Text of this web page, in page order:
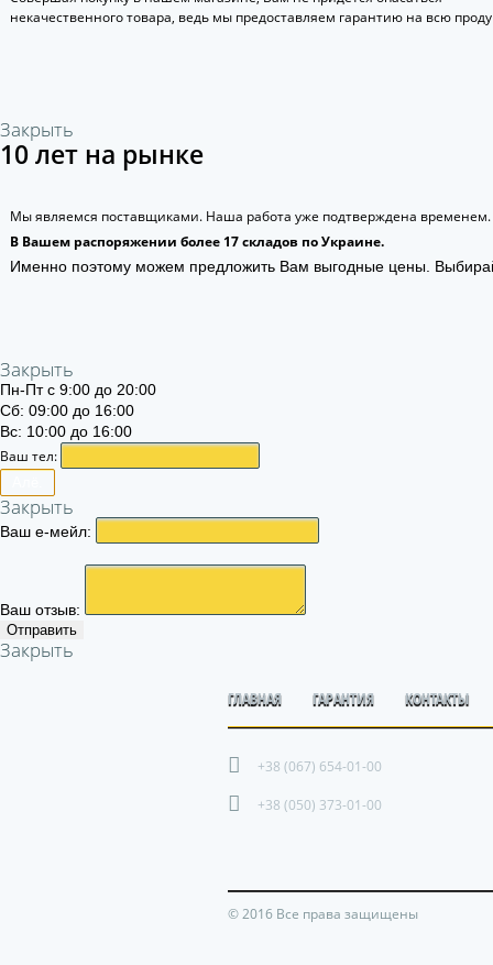
некачественного товара, ведь мы предоставляем гарантию на всю
Закрыть
10 лет на рынке
Мы являемся поставщиками. Наша работа уже подтверждена временем.
В Вашем распоряжении более 17 складов по Украине.
Именно поэтому можем предложить Вам выгодные цены.
Закрыть
Пн-Пт с 9:00 до 20:00
Сб: 09:00 до 16:00
Вс: 10:00 до 16:00
Ваш тел:
Закрыть
Ваш е-мейл:
Ваш отзыв:
Отправить
Закрыть
ГЛАВНАЯ ГАРАНТИЯ КОНТАКТЫ
+38 (067) 654-01-00
+38 (050) 373-01-00
© 2016 Все права защищены